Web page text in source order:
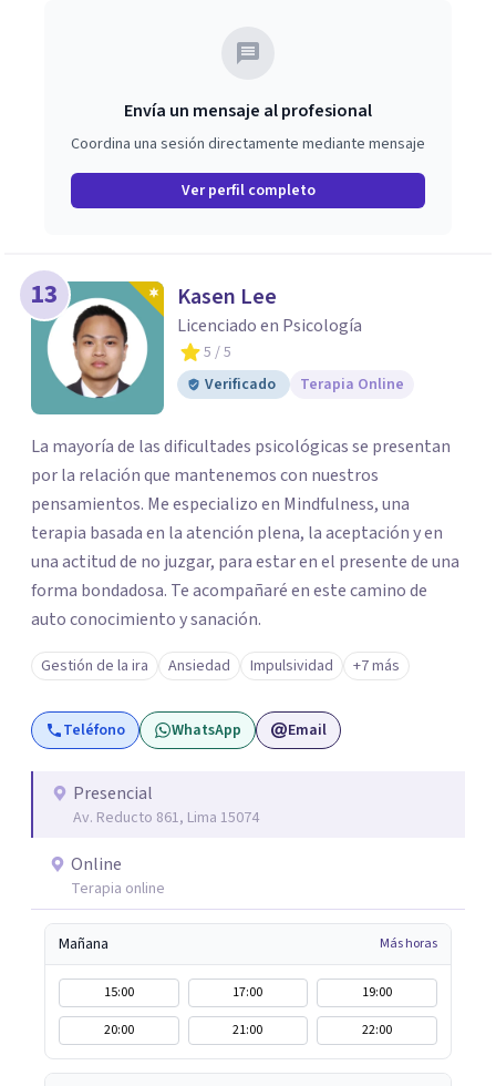
Envía un mensaje al profesional
Coordina una sesión directamente mediante mensaje
Ver perfil completo
13 Kasen Lee
Licenciado en Psicología
5 / 5
Verificado
Terapia Online
La mayoría de las dificultades psicológicas se presentan
por la relación que mantenemos con nuestros
pensamientos. Me especializo en Mindfulness, una
terapia basada en la atención plena, la aceptación y en
una actitud de no juzgar, para estar en el presente de una
forma bondadosa. Te acompañaré en este camino de
auto conocimiento y sanación.
Gestión de la ira Ansiedad Impulsividad +7 más
Teléfono WhatsApp Email
Presencial
Av. Reducto 861, Lima 15074
Online
Terapia online
Mañana Más horas
15:00 17:00
19:00
20:00
21:00 22:00